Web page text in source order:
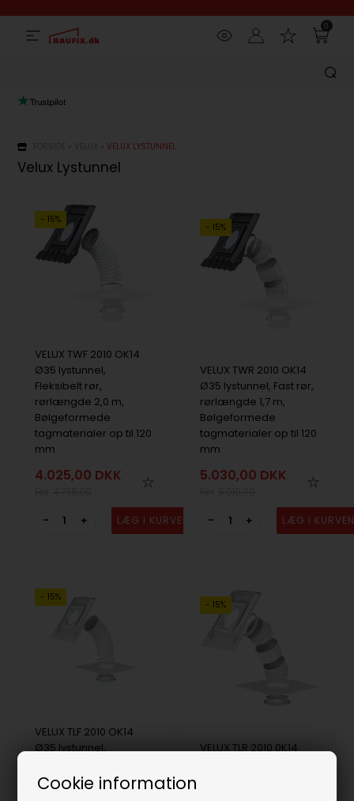
Cookie information
0
»VELUX LYSTUNNEL
Velux Lystunnel
- 15%
VELUX TWF 2010 OK14
Ø35 lystunnel,
Fleksibelt rør,
rørlængde 2,0 m,
Bølgeformede
tagmaterialer op til 120
mm
4.025,00 DKK
- +
- 15%
VELUX TWR 2010 OK14
Ø35 lystunnel, Fast rør,
rørlængde 1,7 m,
Bølgeformede
tagmaterialer op til 120
mm
5.030,00 DKK
- +
- 15%
VELUX TLF 2010 OK14
Ø35 lystunnel,
rørlængde 2,0 m,
- 15%
VELUX TLR 2010 0K14